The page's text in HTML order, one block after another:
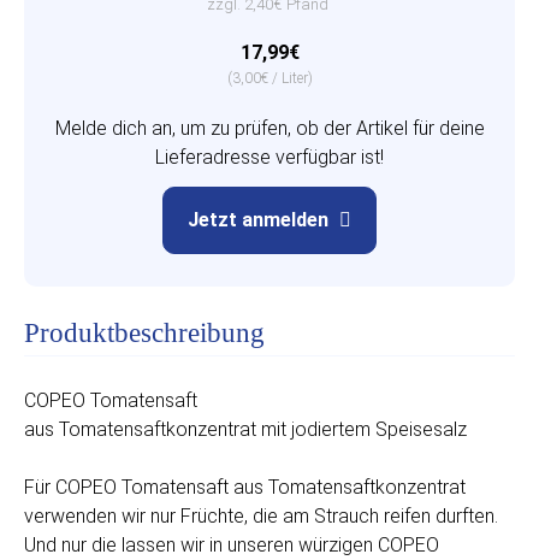
zzgl. 2,40€ Pfand
17,99€
(3,00€ / Liter)
Melde dich an, um zu prüfen, ob der Artikel für deine
Lieferadresse verfügbar ist!
Jetzt anmelden
Produktbeschreibung
COPEO Tomatensaft
aus Tomatensaftkonzentrat mit jodiertem Speisesalz
Für COPEO Tomatensaft aus Tomatensaftkonzentrat
verwenden wir nur Früchte, die am Strauch reifen durften.
Und nur die lassen wir in unseren würzigen COPEO